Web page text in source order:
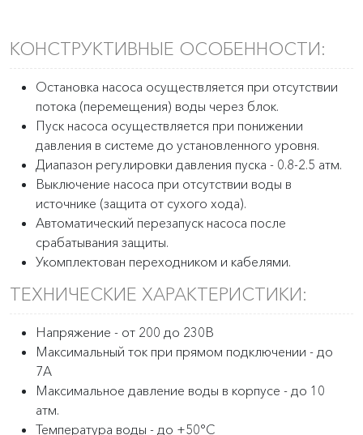
КОНСТРУКТИВНЫЕ ОСОБЕННОСТИ:
Остановка насоса осуществляется при отсутствии
потока (перемещения) воды через блок.
Пуск насоса осуществляется при понижении
давления в системе до установленного уровня.
Диапазон регулировки давления пуска - 0.8-2.5 атм.
Выключение насоса при отсутствии воды в
источнике (защита от сухого хода).
Автоматический перезапуск насоса после
срабатывания защиты.
Укомплектован переходником и кабелями.
ТЕХНИЧЕСКИЕ ХАРАКТЕРИСТИКИ:
Напряжение - от 200 до 230В
Максимальный ток при прямом подключении - до
7А
Максимальное давление воды в корпусе - до 10
атм.
Температура воды - до +50°С